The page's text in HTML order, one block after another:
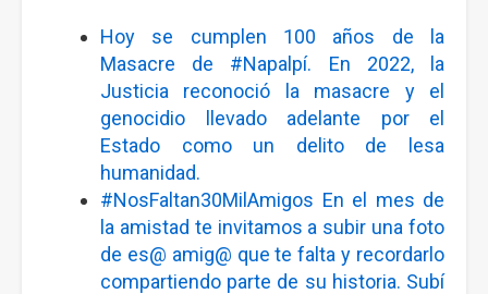
Hoy se cumplen 100 años de la
Masacre de #Napalpí. En 2022, la
Justicia reconoció la masacre y el
genocidio llevado adelante por el
Estado como un delito de lesa
humanidad.
#NosFaltan30MilAmigos En el mes de
la amistad te invitamos a subir una foto
de es@ amig@ que te falta y recordarlo
compartiendo parte de su historia. Subí